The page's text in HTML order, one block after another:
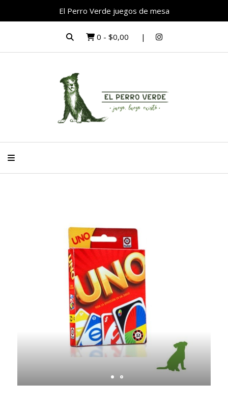
El Perro Verde juegos de mesa
0 - $0,00